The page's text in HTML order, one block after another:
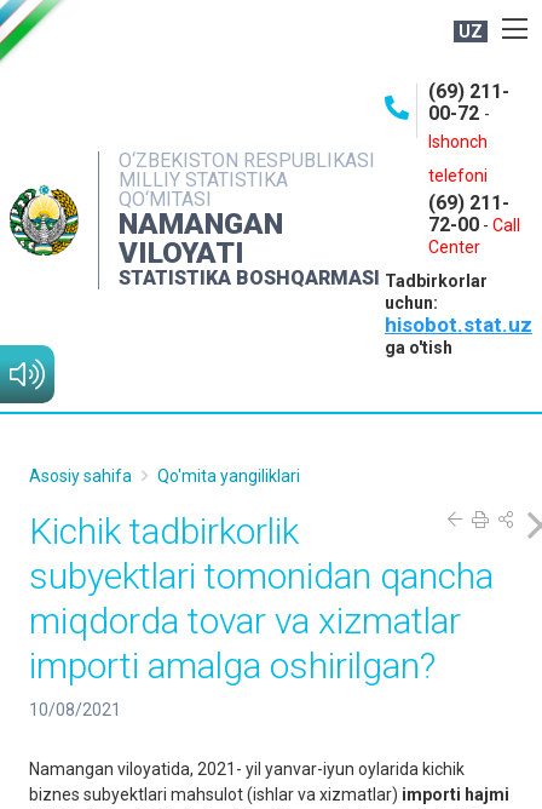
UZ
O‘ZBEKISTON RESPUBLIKASI
MILLIY STATISTIKA
QO‘MITASI
NAMANGAN
VILOYATI
STATISTIKA BOSHQARMASI
(69) 211-
00-72 -
Ishonch
telefoni
(69) 211-
72-00 - Call
Center
Tadbirkorlar
uchun:
hisobot.stat.uz
ga o'tish
NASHRLAR
INTERAKTIV XIZMATLAR
MATBUOT XIZMATI
MUROJAATLAR
Asosiy sahifa Qo'mita yangiliklari
Kichik tadbirkorlik
subyektlari tomonidan qancha
miqdorda tovar va xizmatlar
importi amalga oshirilgan?
10/08/2021
Namangan viloyatida, 2021- yil yanvar-iyun oylarida kichik
biznes subyektlari mahsulot (ishlar va xizmatlar) importi hajmi